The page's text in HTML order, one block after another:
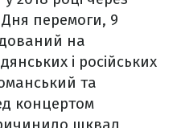
перемоги, 9
на
і російських
та
концертом